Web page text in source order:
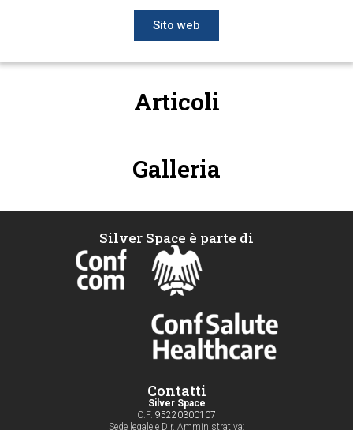
Sito web
Articoli
Galleria
Silver Space è parte di
Contatti
Silver Space
C.F. 95220300107
Sede legale e Dir. Amministrativa: